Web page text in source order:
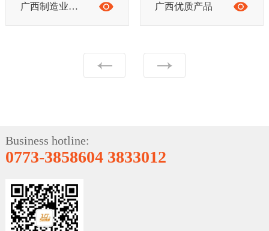
广西制造业信息化工程示范企业 广西优质产品
Business hotline:
0773-3858604 3833012